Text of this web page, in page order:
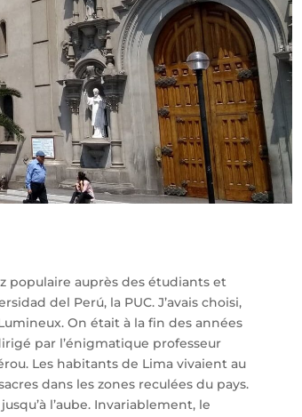
populaire auprès des étudiants et
del Perú, la PUC. J’avais choisi,
On était à la fin des années
par l’énigmatique professeur
Les habitants de Lima vivaient au
dans les zones reculées du pays.
l’aube. Invariablement, le